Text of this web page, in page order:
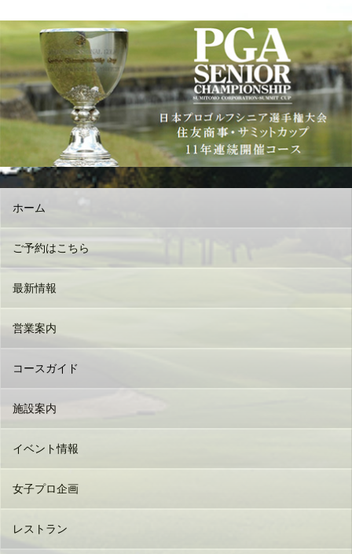
ホーム
ご予約はこちら
最新情報
営業案内
コースガイド
施設案内
イベント情報
女子プロ企画
レストラン